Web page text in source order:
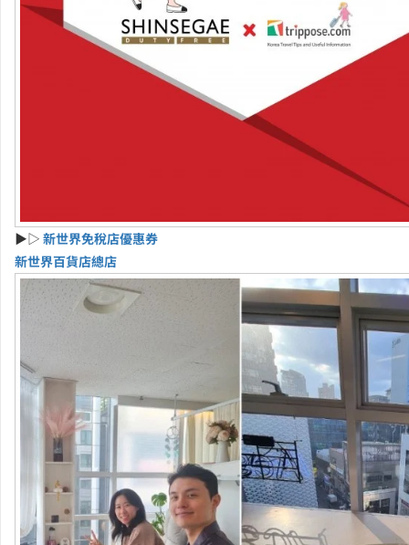
▶▷ 新世界免稅店優惠券
新世界百貨店總店